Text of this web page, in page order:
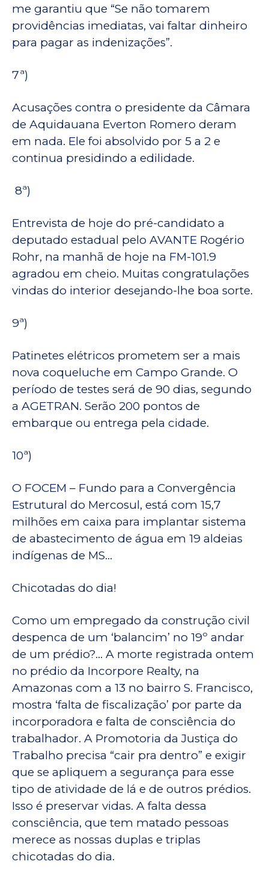
me garantiu que “Se não tomarem
providências imediatas, vai faltar dinheiro
para pagar as indenizações”.
7ª)
Acusações contra o presidente da Câmara
de Aquidauana Everton Romero deram
em nada. Ele foi absolvido por 5 a 2 e
continua presidindo a edilidade.
8ª)
Entrevista de hoje do pré-candidato a
deputado estadual pelo AVANTE Rogério
Rohr, na manhã de hoje na FM-101.9
agradou em cheio. Muitas congratulações
vindas do interior desejando-lhe boa sorte.
9ª)
Patinetes elétricos prometem ser a mais
nova coqueluche em Campo Grande. O
período de testes será de 90 dias, segundo
a AGETRAN. Serão 200 pontos de
embarque ou entrega pela cidade.
10ª)
O FOCEM – Fundo para a Convergência
Estrutural do Mercosul, está com 15,7
milhões em caixa para implantar sistema
de abastecimento de água em 19 aldeias
indígenas de MS…
Chicotadas do dia!
Como um empregado da construção civil
despenca de um ‘balancim’ no 19º andar
de um prédio?… A morte registrada ontem
no prédio da Incorpore Realty, na
Amazonas com a 13 no bairro S. Francisco,
mostra ‘falta de fiscalização’ por parte da
incorporadora e falta de consciência do
trabalhador. A Promotoria da Justiça do
Trabalho precisa “cair pra dentro” e exigir
que se apliquem a segurança para esse
tipo de atividade de lá e de outros prédios.
Isso é preservar vidas. A falta dessa
consciência, que tem matado pessoas
merece as nossas duplas e triplas
chicotadas do dia.